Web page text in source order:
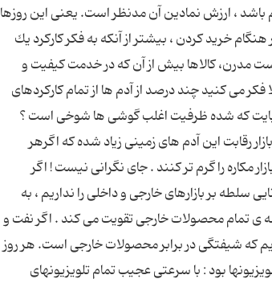
، ارزش نمادین آن مدنظر است. یعنی این روزها
خرید كردن ، بیشتر از آنكه به فكر كاركرد یك
مدرن، کالاها بیش از آن که در خدمت کیفیت و
می كنید چند درصد از آدم ها از تمام كاركردهای
با هزارامكانات جورواجورش" استفاده می كنند ؟ مگر 8 گیگا بایت كه شده ظرفیت اغلب گوشی ها شوخی است ؟
آن قدر بازار رقابت این آدم های زمینی زیاد شده كه اگرهر
مكاره را گرم تر كنند . جای نگرانی نیست ! اگر
بر بازارهای خارجی و داخلی را نداریم ، به
ی تمام محصولات خارجی تقویت می کند . اگر نفت و
که شیفتگی در برابر محصولات خارجی است. هر روز
بود : با سرعتی عجیب تمام تلویزیونهای